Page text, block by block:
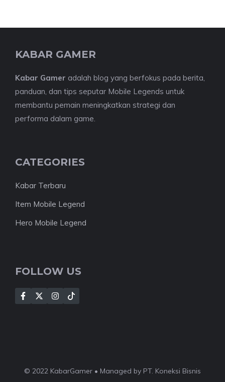
KABAR GAMER
Kabar Gamer adalah blog yang berfokus pada berita,
panduan, dan tips seputar Mobile Legends untuk
membantu pemain meningkatkan strategi dan
performa dalam game.
CATEGORIES
Kabar Terbaru
Item Mobile Legend
Hero Mobile Legend
FOLLOW US
© 2022 KabarGamer • Managed by PT. Koneksi Bisnis